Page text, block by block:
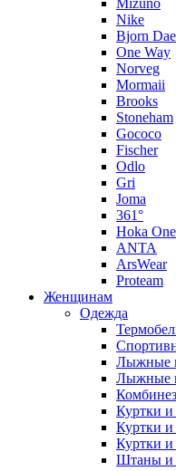
Mizuno
Nike
Bjorn
One Way
Norveg
Mormaii
Brooks
Stoneham
Gococo
Fischer
Odlo
Gri
Joma
361°
Hoka
ANTA
ArsWear
Proteam
Женщинам
Одежда
Лыжные
Лыжные
Куртки и
Куртки и
Куртки и
Штаны и